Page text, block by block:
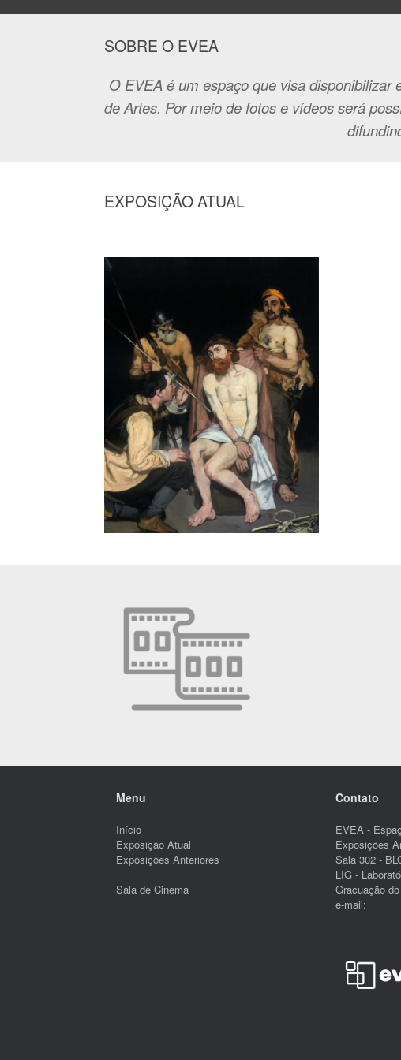
SOBRE O EVEA
O EVEA é um espaço que visa
de Artes. Por meio de fotos e vídeos será
EXPOSIÇÃO ATUAL
Menu
Início
Exposição Atual
Exposições Anteriores
Sala de Cinema
Contato
EVEA -
Exposições
Sala 302 -
LIG -
Gracuação
e-mail: